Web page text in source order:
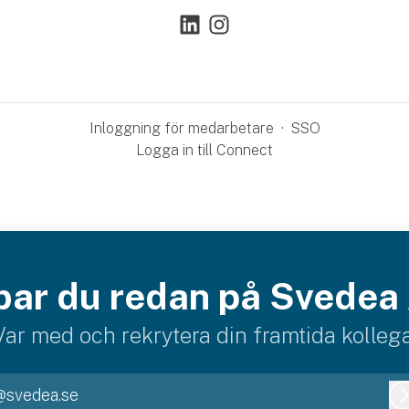
Inloggning för medarbetare · SSO
Logga in till Connect
du redan på Svedea
med och rekrytera din framtida